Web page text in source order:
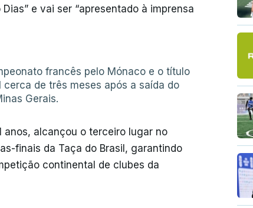
e vai ser “apresentado à imprensa
francês pelo Mónaco e o título
de três meses após a saída do
Gerais.
anos, alcançou o terceiro lugar no
finais da Taça do Brasil, garantindo
continental de clubes da